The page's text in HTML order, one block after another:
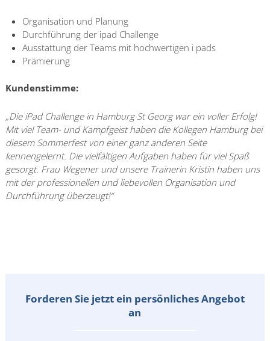
Organisation und Planung
Durchführung der ipad Challenge
Ausstattung der Teams mit hochwertigen i pads
Prämierung
Kundenstimme:
„Die iPad Challenge in Hamburg St Georg war ein voller Erfolg!
Mit viel Team- und Kampfgeist haben die Kollegen Hamburg bei
diesem Sommerfest von einer ganz anderen Seite
kennengelernt. Die vielfältigen Aufgaben haben für viel Spaß
gesorgt. Frau Wegener und unsere Trainerin Kristin haben uns
mit der professionellen und liebevollen Organisation und
Durchführung überzeugt!“
Forderen Sie jetzt ein persönliches Angebot
an